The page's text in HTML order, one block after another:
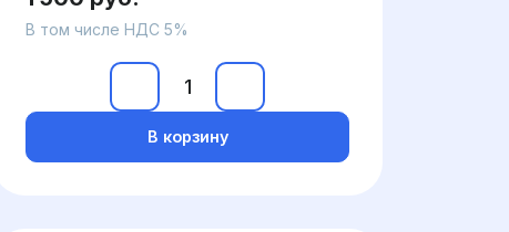
В том числе НДС 5%
В корзину